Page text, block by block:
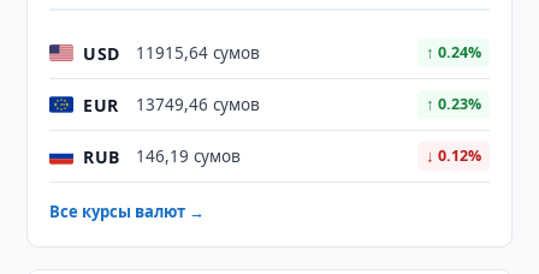
USD 11915,64 сумов ↑ 0.24%
EUR 13749,46 сумов ↑ 0.23%
RUB 146,19 сумов ↓ 0.12%
Все курсы валют →